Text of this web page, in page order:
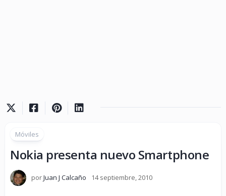
Móviles
Nokia presenta nuevo Smartphone
porJuan J Calcaño 14 septiembre, 2010